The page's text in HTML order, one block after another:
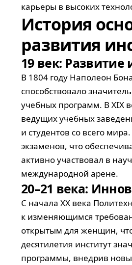
карьеры в высоких
История
развития
19 век: Развитие
В 1804 году Наполеон
способствовало
учебных программ. В XIX
ведущих учебных
и студентов со всего
экзаменов, что
активно участвовал в
международной арене.
20–21 века:
С начала XX века
к изменяющимся
открытым для женщин,
десятилетия институт
программы, внедрив